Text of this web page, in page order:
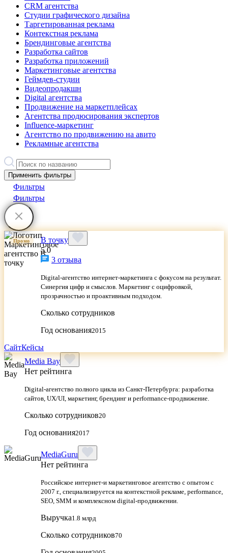
CRM агентства
Студии графического дизайна
Таргетированная реклама
Контекстная реклама
Брендинговые агентства
Разработка сайтов
Разработка приложений
Маркетинговые агентства
Геймдев-студии
Видеопродакшн
Digital агентства
Продвижение на маркетплейсах
Агентства продюсирования экспертов
Influence-маркетинг
Агентство по продвижению на авито
Рекламные агентства
Применить фильтры
Фильтры
Фильтры
Промо
В точку
5.0
3 отзыва
Digital-агентство интернет-маркетинга с фокусом на результат.
Синергия цифр и смыслов. Маркетинг с оцифровкой,
прозрачностью и проактивным подходом.
Сколько сотрудников
Год основания2015
СайтКейсы
Media Bay
Нет рейтинга
Digital‑агентство полного цикла из Санкт‑Петербурга: разработка
сайтов, UX/UI, маркетинг, брендинг и performance‑продвижение.
Сколько сотрудников20
Год основания2017
MediaGuru
Нет рейтинга
Российское интернет-и маркетинговое агентство с опытом с
2007 г., специализируется на контекстной рекламе, performance,
SEO, SMM и комплексном digital-продвижении.
Выручка1.8 млрд
Сколько сотрудников70